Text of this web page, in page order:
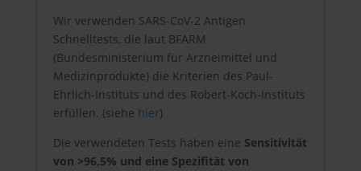
Wir verwenden SARS-CoV-2 Antigen
Schnelltests, die laut BFARM
(Bundesministerium für Arzneimittel und
Medizinprodukte) die Kriterien des Paul-
Ehrlich-Instituts und des Robert-Koch-Instituts
erfüllen. (siehe hier)
Die verwendeten Tests haben eine Sensitivität
von >96,5% und eine Spezifität von